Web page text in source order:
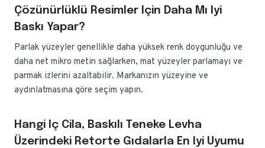
Çözünürlüklü Resimler Için Daha Mı Iyi
Baskı Yapar?
Parlak yüzeyler genellikle daha yüksek renk doygunluğu ve
daha net mikro metin sağlarken, mat yüzeyler parlamayı ve
parmak izlerini azaltabilir. Markanızın yüzeyine ve
aydınlatmasına göre seçim yapın.
Hangi Iç Cila, Baskılı Teneke Levha
Üzerindeki Retorte Gıdalarla En Iyi Uyumu